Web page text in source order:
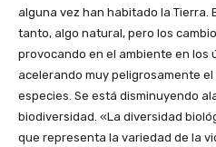
alguna vez han habitado la Tierra.
tanto, algo natural, pero los
provocando en el ambiente en los
acelerando muy peligrosamente
especies. Se está disminuyendo
biodiversidad. «La diversidad
que representa la variedad de la